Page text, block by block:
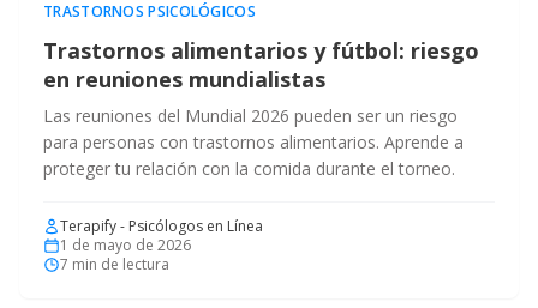
TRASTORNOS PSICOLÓGICOS
Trastornos alimentarios y fútbol: riesgo
en reuniones mundialistas
Las reuniones del Mundial 2026 pueden ser un riesgo
para personas con trastornos alimentarios. Aprende a
proteger tu relación con la comida durante el torneo.
Terapify - Psicólogos en Línea
1 de mayo de 2026
7 min de lectura